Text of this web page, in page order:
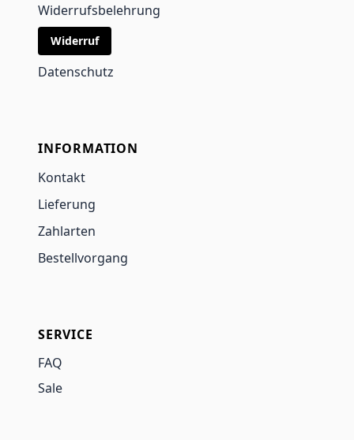
Widerrufsbelehrung
Widerruf
Datenschutz
INFORMATION
Kontakt
Lieferung
Zahlarten
Bestellvorgang
SERVICE
FAQ
Sale